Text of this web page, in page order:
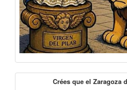
Crées que el Zaragoza